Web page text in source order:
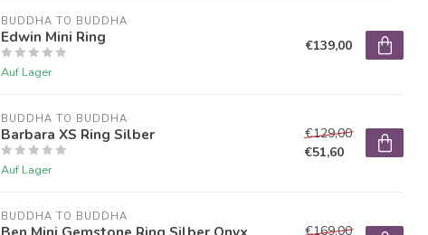
BUDDHA TO BUDDHA
Edwin Mini Ring
Auf Lager
€139,00
BUDDHA TO BUDDHA
Barbara XS Ring Silber
Auf Lager
€129,00
€51,60
BUDDHA TO BUDDHA
€169,00